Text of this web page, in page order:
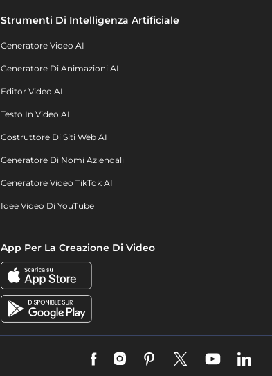
Strumenti Di Intelligenza Artificiale
Generatore Video AI
Generatore Di Animazioni AI
Editor Video AI
Testo In Video AI
Costruttore Di Siti Web AI
Generatore Di Nomi Aziendali
Generatore Video TikTok AI
Idee Video Di YouTube
App Per La Creazione Di Video